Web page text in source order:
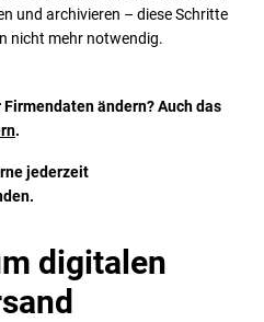
und archivieren – diese Schritte
nicht mehr notwendig.
ändern? Auch das
.
jederzeit
digitalen